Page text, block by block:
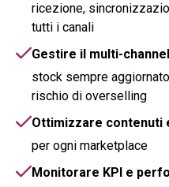
ricezione,
tutti i canali
Gestire il multi-
stock sempre
rischio di overselling
Ottimizzare contenuti
per ogni marketplace
Monitorare KPI e